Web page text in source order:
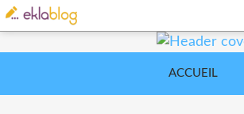
ACCUEIL